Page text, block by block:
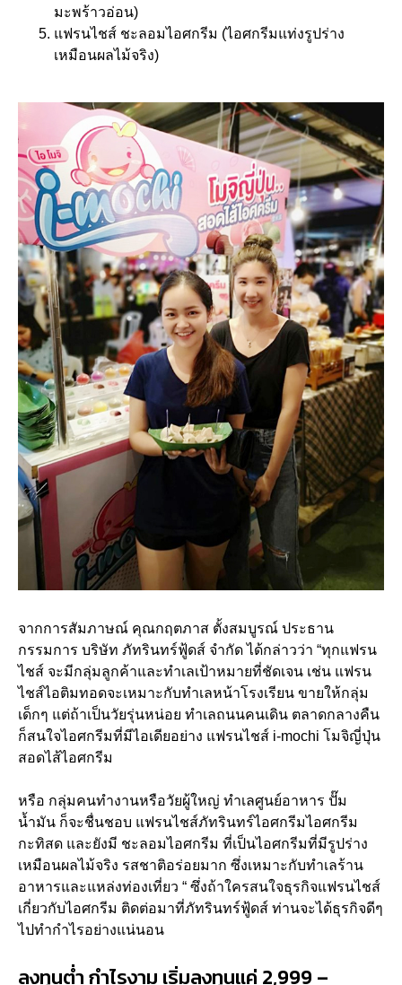
มะพร้าวอ่อน)
แฟรนไชส์ ชะลอมไอศกรีม (ไอศกรีมแท่งรูปร่าง
เหมือนผลไม้จริง)
จากการสัมภาษณ์ คุณกฤตภาส ตั้งสมบูรณ์ ประธาน
กรรมการ บริษัท ภัทรินทร์ฟู้ดส์ จำกัด ได้กล่าวว่า “ทุกแฟรน
ไชส์ จะมีกลุ่มลูกค้าและทำเลเป้าหมายที่ชัดเจน เช่น แฟรน
ไชส์ไอติมทอดจะเหมาะกับทำเลหน้าโรงเรียน ขายให้กลุ่ม
เด็กๆ แต่ถ้าเป็นวัยรุ่นหน่อย ทำเลถนนคนเดิน ตลาดกลางคืน
ก็สนใจไอศกรีมที่มีไอเดียอย่าง แฟรนไชส์ i-mochi โมจิญี่ปุ่น
สอดไส้ไอศกรีม
หรือ กลุ่มคนทำงานหรือวัยผู้ใหญ่ ทำเลศูนย์อาหาร ปั๊ม
น้ำมัน ก็จะชื่นชอบ แฟรนไชส์ภัทรินทร์ไอศกรีมไอศกรีม
กะทิสด และยังมี ชะลอมไอศกรีม ที่เป็นไอศกรีมที่มีรูปร่าง
เหมือนผลไม้จริง รสชาติอร่อยมาก ซึ่งเหมาะกับทำเลร้าน
อาหารและแหล่งท่องเที่ยว “ ซึ่งถ้าใครสนใจธุรกิจแฟรนไชส์
เกี่ยวกับไอศกรีม ติดต่อมาที่ภัทรินทร์ฟู้ดส์ ท่านจะได้ธุรกิจดีๆ
ไปทำกำไรอย่างแน่นอน
ลงทุนต่ำ กำไรงาม เริ่มลงทุนแค่ 2,999 –